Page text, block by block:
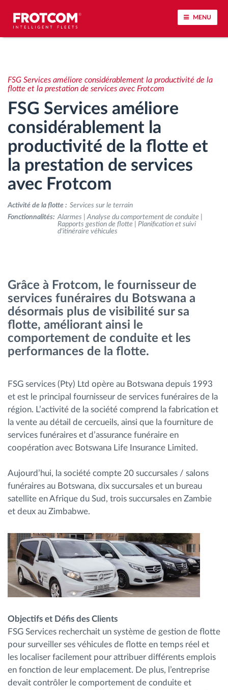
MENU
Analyse du comportement de conduite
Contrôle des temps de conduite
Gestion de la main-d’œuvre
Téléchargement du tachygraphe à distance
Contrôle d'accès
Identification automatique du conducteur
Découvrez toutes les caractéristiques
d'activité de flotte
Calculatrice d’économies
FSG Services améliore considérablement la productivité de la
flotte et la prestation de services avec Frotcom
FSG Services améliore
considérablement la
productivité de la flotte et
la prestation de services
avec Frotcom
Activité de la flotte : Services sur le terrain
Fonctionnalités: Alarmes | Analyse du comportement de conduite |
Rapports gestion de flotte | Planification et suivi
d'itinéraire véhicules
Grâce à Frotcom, le fournisseur de
services funéraires du Botswana a
désormais plus de visibilité sur sa
flotte, améliorant ainsi le
comportement de conduite et les
performances de la flotte.
FSG services (Pty) Ltd opère au Botswana depuis 1993
et est le principal fournisseur de services funéraires de la
région. L’activité de la société comprend la fabrication et
la vente au détail de cercueils, ainsi que la fourniture de
services funéraires et d’assurance funéraire en
coopération avec Botswana Life Insurance Limited.
Aujourd’hui, la société compte 20 succursales / salons
funéraires au Botswana, dix succursales et un bureau
satellite en Afrique du Sud, trois succursales en Zambie
et deux au Zimbabwe.
Objectifs et Défis des Clients
FSG Services recherchait un système de gestion de flotte
pour surveiller ses véhicules de flotte en temps réel et
les localiser facilement pour attribuer différents emplois
en fonction de leur emplacement. De plus, l’entreprise
devait contrôler le comportement de conduite et